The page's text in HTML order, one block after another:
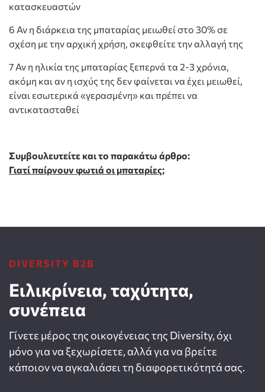
κατασκευαστών
6 Αν η διάρκεια της μπαταρίας μειωθεί στο 30% σε
σχέση με την αρχική χρήση, σκεφθείτε την αλλαγή της
7 Αν η ηλικία της μπαταρίας ξεπερνά τα 2-3 χρόνια,
ακόμη και αν η ισχύς της δεν φαίνεται να έχει μειωθεί,
είναι εσωτερικά «γερασμένη» και πρέπει να
αντικατασταθεί
Συμβουλευτείτε και το παρακάτω άρθρο:
Γιατί παίρνουν φωτιά οι μπαταρίες;
DIVERSITY B2B
Ειλικρίνεια, ταχύτητα,
συνέπεια
Γίνετε μέρος της οικογένειας της Diversity, όχι
μόνο για να ξεχωρίσετε, αλλά για να βρείτε
κάποιον να αγκαλιάσει τη διαφορετικότητά σας.